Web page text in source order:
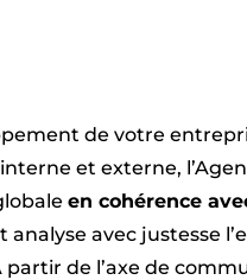
de votre
interne et externe,
en cohérence
avec justesse
partir de l’axe de